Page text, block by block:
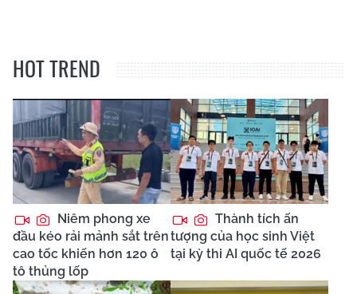
HOT TREND
Niêm phong xe
đầu kéo rải mảnh sắt trên
cao tốc khiến hơn 120 ô
tô thủng lốp
Thành tích ấn
tượng của học sinh Việt
tại kỳ thi AI quốc tế 2026